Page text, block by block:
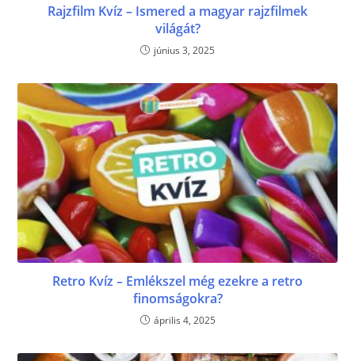
Rajzfilm Kvíz – Ismered a magyar rajzfilmek
világát?
június 3, 2025
Retro Kvíz – Emlékszel még ezekre a retro
finomságokra?
április 4, 2025